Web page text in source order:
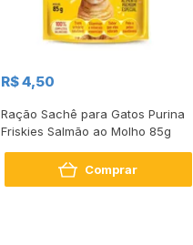
R$ 4,50
Ração Sachê para Gatos Purina
Friskies Salmão ao Molho 85g
Comprar